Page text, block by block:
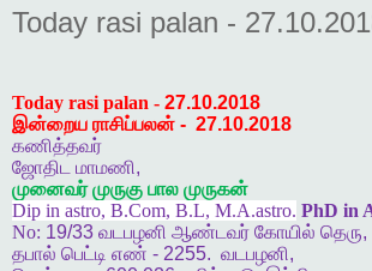
Today rasi palan -
Today rasi palan - 27.10.2018
இன்றைய ராசிப்பலன் - 27.10.2018
கணித்தவர்
ஜோதிட
மாமணி,
முனைவர் முருகு பால முருகன்
Dip in astro, B.Com, B.L, M.A.astro. PhD in
No: 19/33 வடபழனி ஆண்டவர் கோயில் தெரு,
தபால் பெட்டி எண் - 2255. வடபழனி,